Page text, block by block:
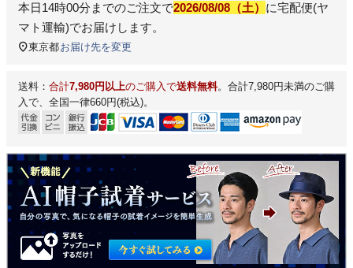
本日14時00分 までのご注文で2026/08/08（土） に宅配便(ヤ
マト運輸)でお届けします。
東京都お届け先を変更
送料： 合計7,980円以上のご購入で送料無料。合計7,980円未満のご購
入で、全国一律660円(税込)。